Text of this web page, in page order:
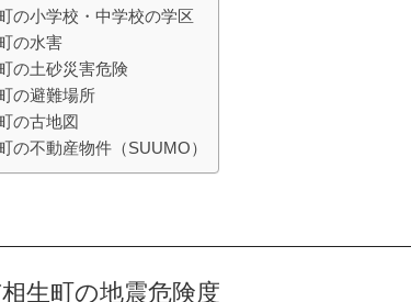
の小学校・中学校の学区
の水害
の土砂災害危険
の避難場所
の古地図
の不動産物件（SUUMO）
生町の地震危険度